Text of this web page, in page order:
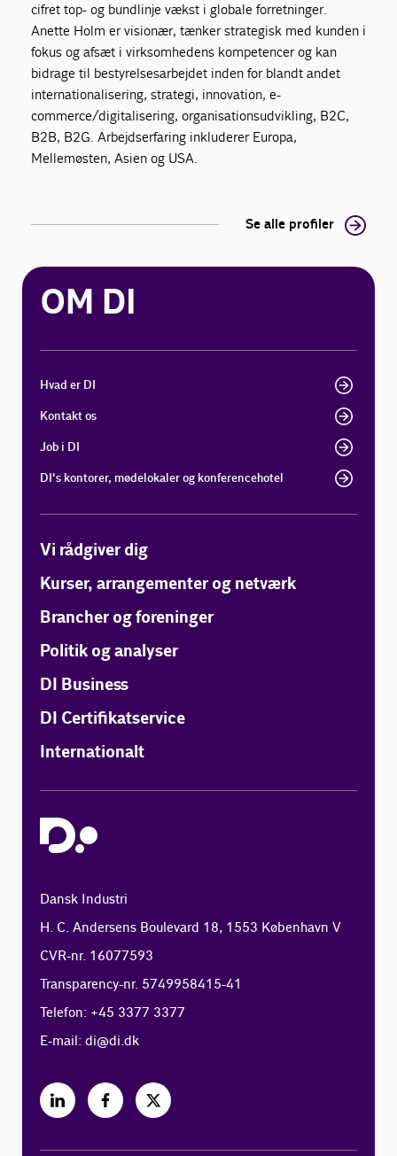
cifret top- og bundlinje vækst i globale forretninger.
Anette Holm er visionær, tænker strategisk med kunden i
fokus og afsæt i virksomhedens kompetencer og kan
bidrage til bestyrelsesarbejdet inden for blandt andet
internationalisering, strategi, innovation, e-
commerce/digitalisering, organisationsudvikling, B2C,
B2B, B2G. Arbejdserfaring inkluderer Europa,
Mellemøsten, Asien og USA.
Se alle profiler
OM DI
Hvad er DI
Kontakt os
Job i DI
DI's kontorer, mødelokaler og konferencehotel
Vi rådgiver dig
Kurser, arrangementer og netværk
Brancher og foreninger
Politik og analyser
DI Business
DI Certifikatservice
Internationalt
Dansk Industri
H. C. Andersens Boulevard 18, 1553 København V
CVR-nr. 16077593
Transparency-nr. 5749958415-41
Telefon: +45 3377 3377
E-mail:di@di.dk